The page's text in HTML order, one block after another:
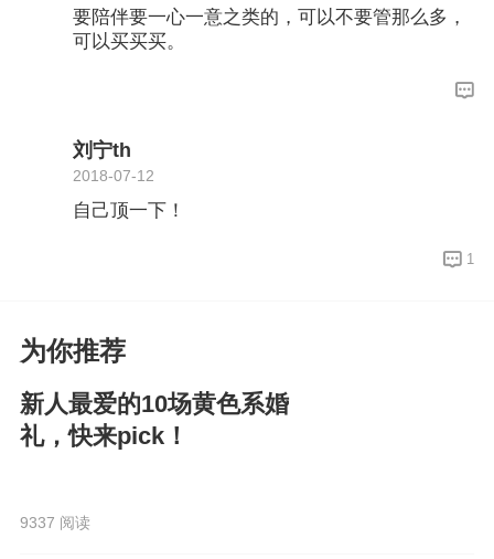
要陪伴要一心一意之类的，可以不要管那么多，
可以买买买。
刘宁th
2018-07-12
自己顶一下！
1
为你推荐
新人最爱的10场黄色系婚
礼，快来pick！
9337 阅读